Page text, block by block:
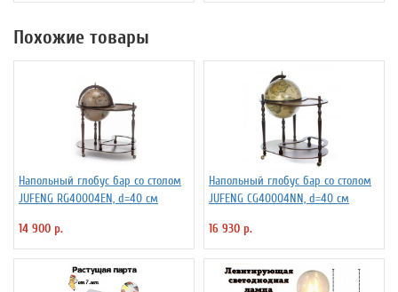
Похожие товары
Напольный глобус бар со столом
JUFENG RG40004EN, d=40 см
14 900 р.
Напольный глобус бар со столом
JUFENG CG40004NN, d=40 см
16 930 р.